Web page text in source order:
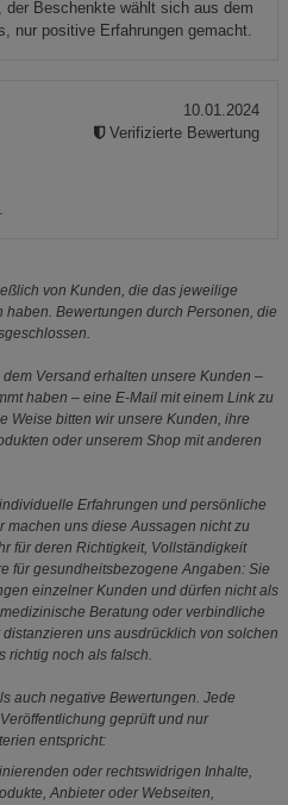
der Beschenkte wählt sich aus dem
nur positive Erfahrungen gemacht.
10.01.2024
Verifizierte Bewertung
von Kunden, die das jeweilige
Bewertungen durch Personen, die
Versand erhalten unsere Kunden –
haben – eine E-Mail mit einem Link zu
Weise bitten wir unsere Kunden, ihre
oder unserem Shop mit anderen
Erfahrungen und persönliche
machen uns diese Aussagen nicht zu
für deren Richtigkeit, Vollständigkeit
für gesundheitsbezogene Angaben: Sie
einzelner Kunden und dürfen nicht als
Beratung oder verbindliche
uns ausdrücklich von solchen
richtig noch als falsch.
auch negative Bewertungen. Jede
geprüft und nur
entspricht:
oder rechtswidrigen Inhalte,
Anbieter oder Webseiten,